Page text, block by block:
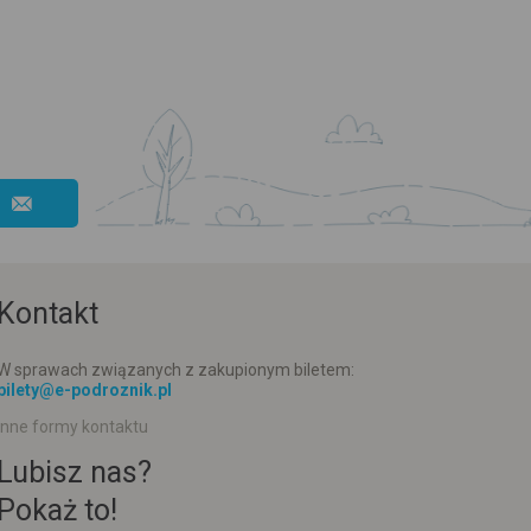
sprawach związanych z zakupionym biletem:
podroznik.pl
formy kontaktu
nas?
to!